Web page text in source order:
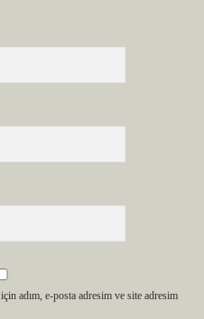
adım, e-posta adresim ve site adresim